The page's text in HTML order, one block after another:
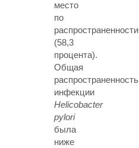
место
по
распространенности
(58,3
процента).
Общая
распространенность
инфекции
Helicobacter
pylori
была
ниже